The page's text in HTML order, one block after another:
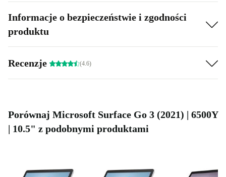
Informacje o bezpieczeństwie i zgodności
produktu
Recenzje (4.6)
Porównaj Microsoft Surface Go 3 (2021) | 6500Y
| 10.5" z podobnymi produktami